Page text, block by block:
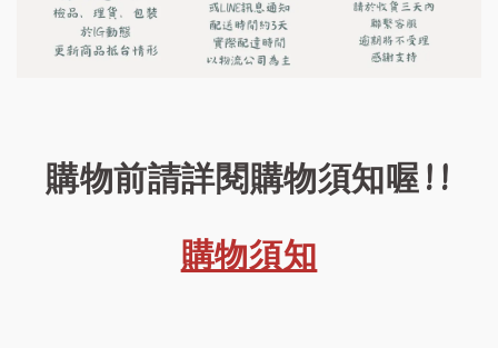
購物前請詳閱購物須知喔!!
購物須知